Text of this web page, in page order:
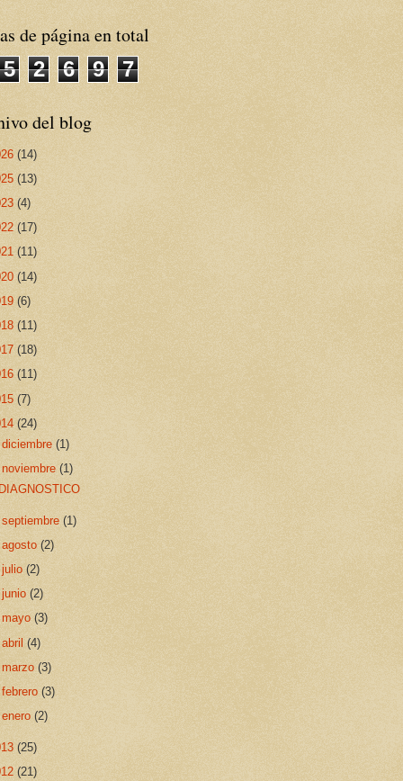
de página en total
5
2 6 9 7
del blog
(14)
(13)
(4)
(17)
(11)
(14)
(6)
(11)
(18)
(11)
(7)
(24)
diciembre(1)
noviembre(1)
septiembre(1)
agosto(2)
julio(2)
junio(2)
mayo(3)
abril(4)
marzo(3)
febrero(3)
enero(2)
(25)
(21)